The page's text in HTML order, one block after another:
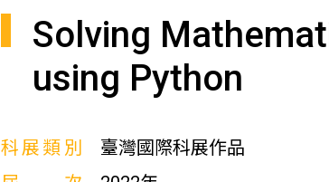
Solving
using Python
科展類別
臺灣國際科展作品